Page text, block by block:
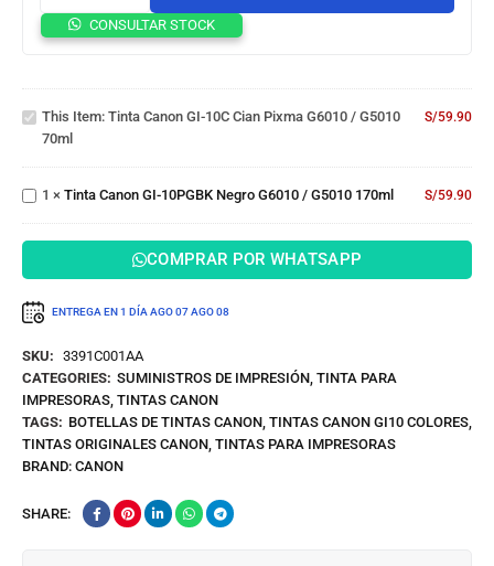
CONSULTAR STOCK
Cian
Pixma
G6010
70ml
This Item: Tinta Canon GI-10C Cian Pixma G6010 / G5010
70ml
S/59.90
Tinta
Canon
10PGBK
Negro
G5010
1 × Tinta Canon GI-10PGBK Negro G6010 / G5010 170ml S/59.90
COMPRAR POR WHATSAPP
ENTREGA EN 1 DÍA AGO 07AGO 08
SKU: 3391C001AA
CATEGORIES: SUMINISTROS DE IMPRESIÓN, TINTA PARA
IMPRESORAS, TINTAS CANON
TAGS: BOTELLAS DE TINTAS CANON, TINTAS CANON GI10 COLORES,
TINTAS ORIGINALES CANON, TINTAS PARA IMPRESORAS
BRAND: CANON
SHARE: